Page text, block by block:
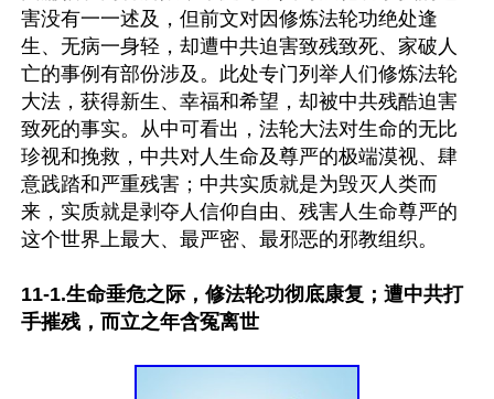
害没有一一述及，但前文对因修炼法轮功绝处逢
生、无病一身轻，却遭中共迫害致残致死、家破人
亡的事例有部份涉及。此处专门列举人们修炼法轮
大法，获得新生、幸福和希望，却被中共残酷迫害
致死的事实。从中可看出，法轮大法对生命的无比
珍视和挽救，中共对人生命及尊严的极端漠视、肆
意践踏和严重残害；中共实质就是为毁灭人类而
来，实质就是剥夺人信仰自由、残害人生命尊严的
这个世界上最大、最严密、最邪恶的邪教组织。
11-1.生命垂危之际，修法轮功彻底康复；遭中共打
手摧残，而立之年含冤离世